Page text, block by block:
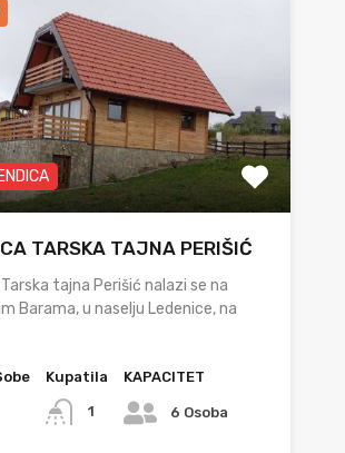
TARSKA TAJNA PERIŠIĆ
tajna Perišić nalazi se na
Barama, u naselju Ledenice, na
Kupatila
1
KAPACITET
6 Osoba